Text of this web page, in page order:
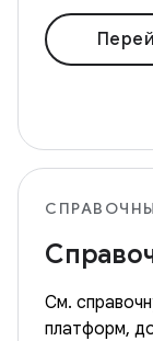
См.
платформ,